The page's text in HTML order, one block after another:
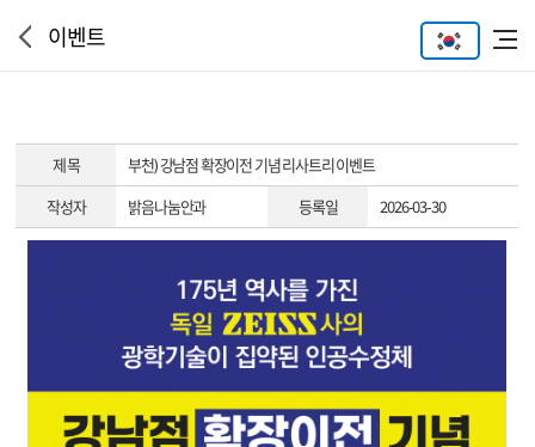
이벤트
제 목
부천) 강남점 확장이전 기념 리사트리 이벤트
작성자
밝음나눔안과 등록일 2026-03-30